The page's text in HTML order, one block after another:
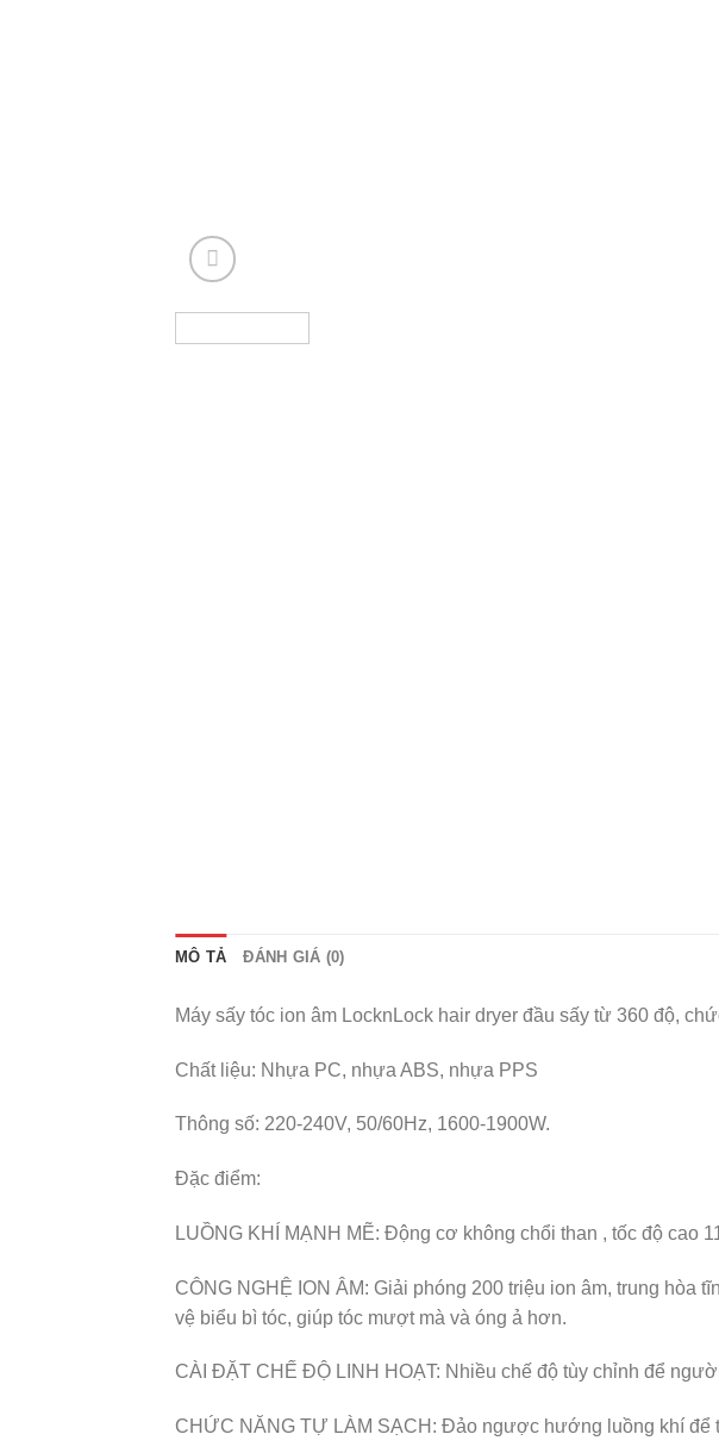
MÔ TẢ ĐÁNH GIÁ (0)
Máy sấy tóc ion âm LocknLock hair dryer đầu sấy từ 360 độ,
Chất liệu: Nhựa PC, nhựa ABS, nhựa PPS
Thông số: 220-240V, 50/60Hz, 1600-1900W.
Đặc điểm:
LUỒNG KHÍ MẠNH MẼ: Động cơ không chổi than , tốc độ cao
CÔNG NGHỆ ION ÂM: Giải phóng 200 triệu ion âm, trung hòa
vệ biểu bì tóc, giúp tóc mượt mà và óng ả hơn.
CÀI ĐẶT CHẾ ĐỘ LINH HOẠT: Nhiều chế độ tùy chỉnh để
CHỨC NĂNG TỰ LÀM SẠCH: Đảo ngược hướng luồng khí để